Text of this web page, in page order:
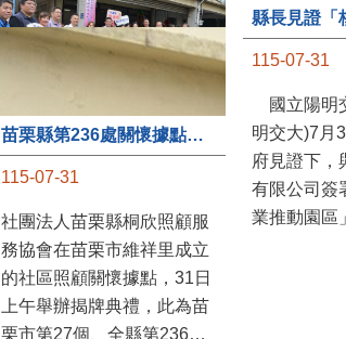
苗栗縣第236處關懷據點在苗栗市維祥里揭牌
115-07-31
社團法人苗栗縣桐欣照顧服
務協會在苗栗市維祥里成立
的社區照顧關懷據點，31日
上午舉辦揭牌典禮，此為苗
栗市第27個、全縣第236處
115-07-31
國立陽明
明交大)7月
府見證下，
有限公司簽
業推動園區